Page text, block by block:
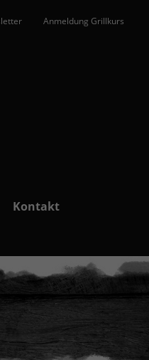
Anmeldung Grillkurs
Kontakt